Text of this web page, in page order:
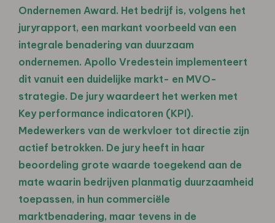
Ondernemen Award. Het bedrijf is, volgens het
juryrapport, een markant voorbeeld van een
integrale benadering van duurzaam
ondernemen. Apollo Vredestein implementeert
dit vanuit een duidelijke markt- en MVO-
strategie. De jury waardeert het werken met
Key performance indicatoren (KPI).
Medewerkers van de werkvloer tot directie zijn
actief betrokken. De jury heeft in haar
beoordeling grote waarde toegekend aan de
mate waarin bedrijven planmatig duurzaamheid
toepassen, in hun commerciële
marktbenadering, maar tevens in de